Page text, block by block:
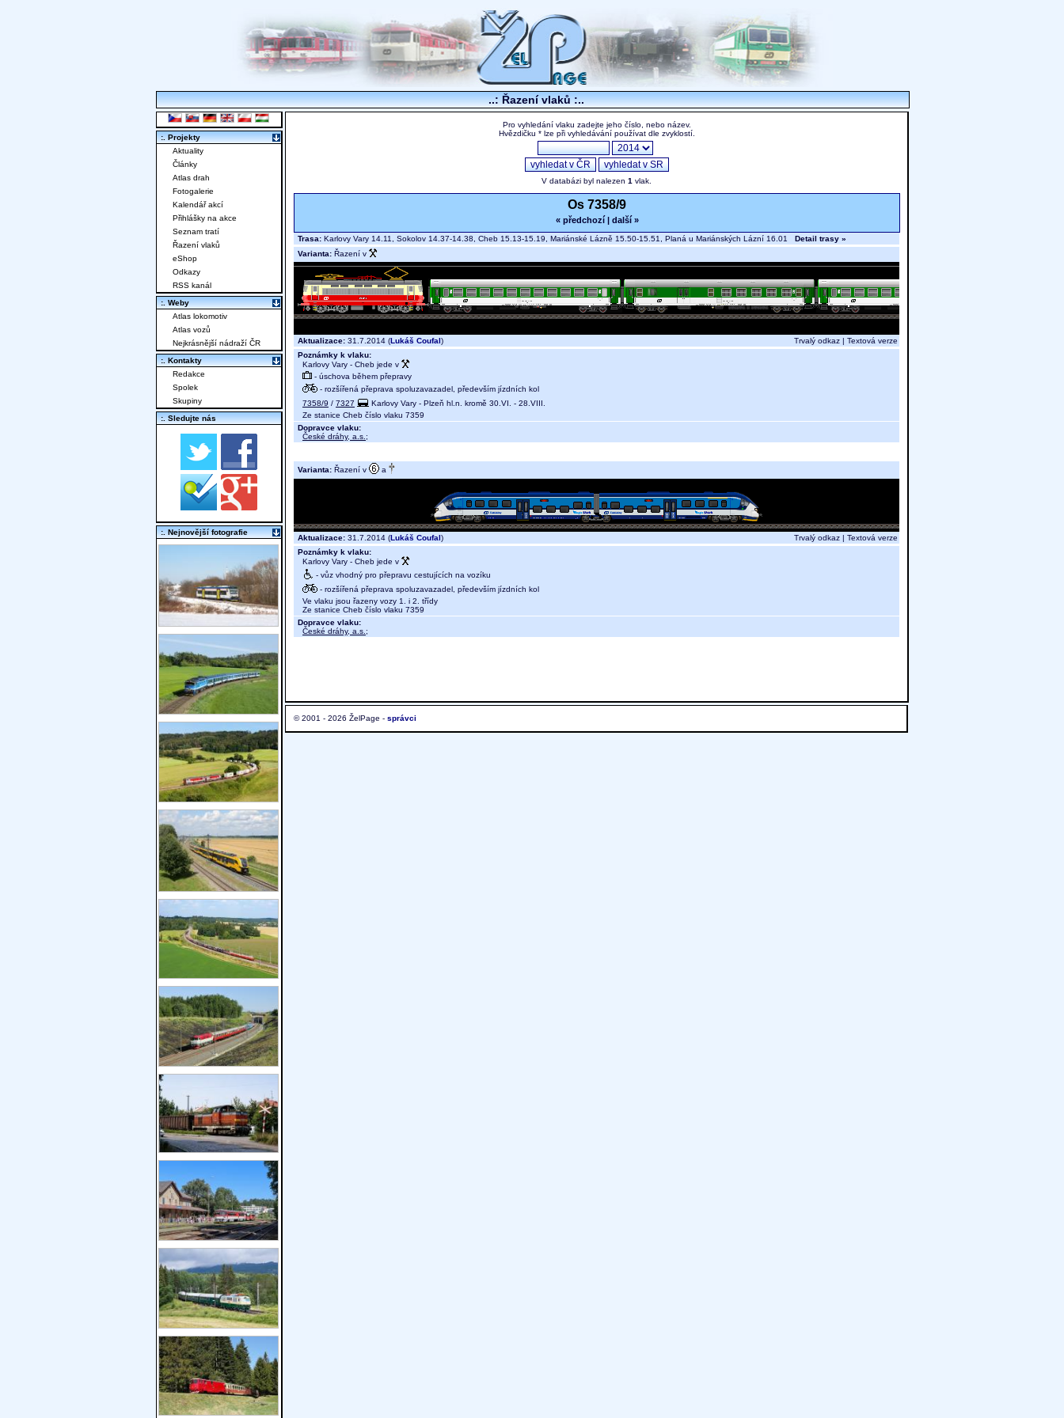
..: Řazení vlaků :..
Pro vyhledání vlaku zadejte jeho číslo, nebo název.
Hvězdičku * lze při vyhledávání používat dle zvyklostí.
V databázi byl nalezen 1 vlak.
Os 7358/9
« předchozí| další »
Trasa: Karlovy Vary 14.11, Sokolov 14.37-14.38, Cheb 15.13-15.19, Mariánské Lázně 15.50-15.51, Planá u Mariánských Lázní 16.01 Detail trasy »
Varianta: Řazení v
Aktualizace: 31.7.2014 (Lukáš Coufal) Trvalý odkaz | Textová verze
Poznámky k vlaku:
Karlovy Vary - Cheb jede v
- úschova během přepravy
- rozšířená přeprava spoluzavazadel, především jízdních kol
7358/9 / 7327
Karlovy Vary - Plzeň hl.n. kromě 30.VI. - 28.VIII.
Ze stanice Cheb číslo vlaku 7359
Dopravce vlaku:
České dráhy, a.s. ;
Varianta: Řazení v a
Aktualizace: 31.7.2014 (Lukáš Coufal) Trvalý odkaz | Textová verze
Poznámky k vlaku:
Karlovy Vary - Cheb jede v
- vůz vhodný pro přepravu cestujících na vozíku
- rozšířená přeprava spoluzavazadel, především jízdních kol
Ve vlaku jsou řazeny vozy 1. i 2. třídy
Ze stanice Cheb číslo vlaku 7359
Dopravce vlaku:
České dráhy, a.s. ;
© 2001 - 2026 ŽelPage - správci
:. Projekty
Aktuality
Články
Atlas drah
Fotogalerie
Kalendář akcí
Přihlášky na akce
Seznam tratí
Řazení vlaků
eShop
Odkazy
RSS kanál
:. Weby
Atlas lokomotiv
Atlas vozů
Nejkrásnější nádraží ČR
:. Kontakty
Redakce
Spolek
Skupiny
:. Sledujte nás
:. Nejnovější fotografie